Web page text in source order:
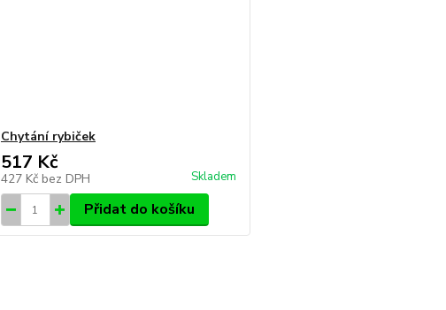
Chytání rybiček
517 Kč
427 Kč bez DPH Skladem
Přidat do košíku